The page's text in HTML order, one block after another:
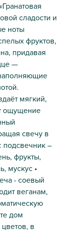
сладости и
ноты
фруктов,
придавая
—
мягкий,
ощущение
свечу в
подсвечник –
фрукты,
мускус •
- соевый
веганам,
дом
в